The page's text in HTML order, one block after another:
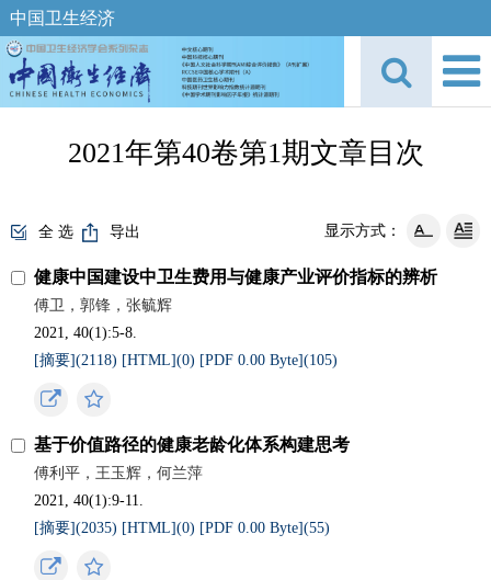
中国卫生经济
2021年第40卷第1期文章目次
全 选 导出 显示方式：
健康中国建设中卫生费用与健康产业评价指标的辨析
傅卫，郭锋，张毓辉
2021, 40(1):5-8.
[摘要](2118) [HTML](0) [PDF 0.00 Byte](105)
基于价值路径的健康老龄化体系构建思考
傅利平，王玉辉，何兰萍
2021, 40(1):9-11.
[摘要](2035) [HTML](0) [PDF 0.00 Byte](55)